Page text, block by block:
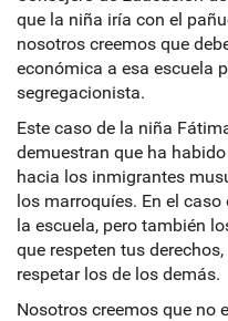
que la niña iría con el
nosotros creemos que
económica a esa escuela
segregacionista.
Este caso de la niña
demuestran que ha
hacia los inmigrantes
los marroquíes. En el
la escuela, pero también
que respeten tus
respetar los de los demás.
Nosotros creemos que no